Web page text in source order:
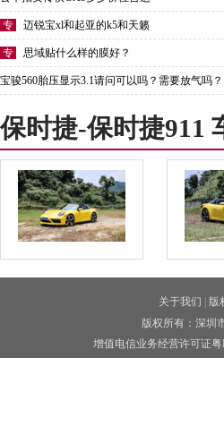
专 迈锐宝xl和起亚的k5和天籁
专 思域贴什么样的膜好？
宝骏560胎压显示3.1请问可以吗？需要放气吗？
保时捷-保时捷911
关于我们 版
版权所有：深圳
增值电信业务经营许可证粤